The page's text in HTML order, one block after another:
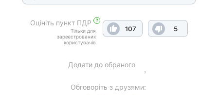
Оцініть пункт ПДР ?
Тільки для
зареєстрованих
користувачів
107 5
Додати до обраного
Обговоріть з друзями: